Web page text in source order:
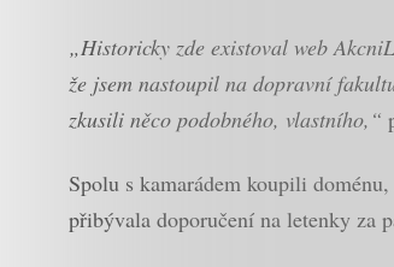
„Historicky zde existoval web
že jsem nastoupil na dopravní
zkusili něco podobného, vlastního,“
Spolu s kamarádem koupili
přibývala doporučení na letenky za